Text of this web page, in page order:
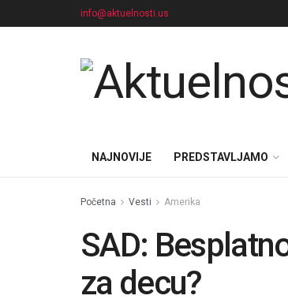
info@aktuelnosti.us
NAJNOVIJE PREDSTAVLJAMO
Početna Vesti Amerika
SAD:
za decu?